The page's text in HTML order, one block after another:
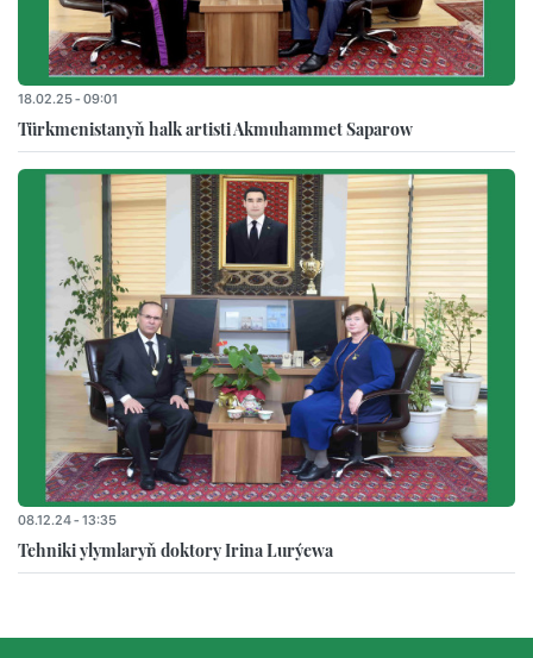
18.02.25 - 09:01
Türkmenistanyň halk artisti Akmuhammet Saparow
08.12.24 - 13:35
Tehniki ylymlaryň doktory Irina Lurýewa